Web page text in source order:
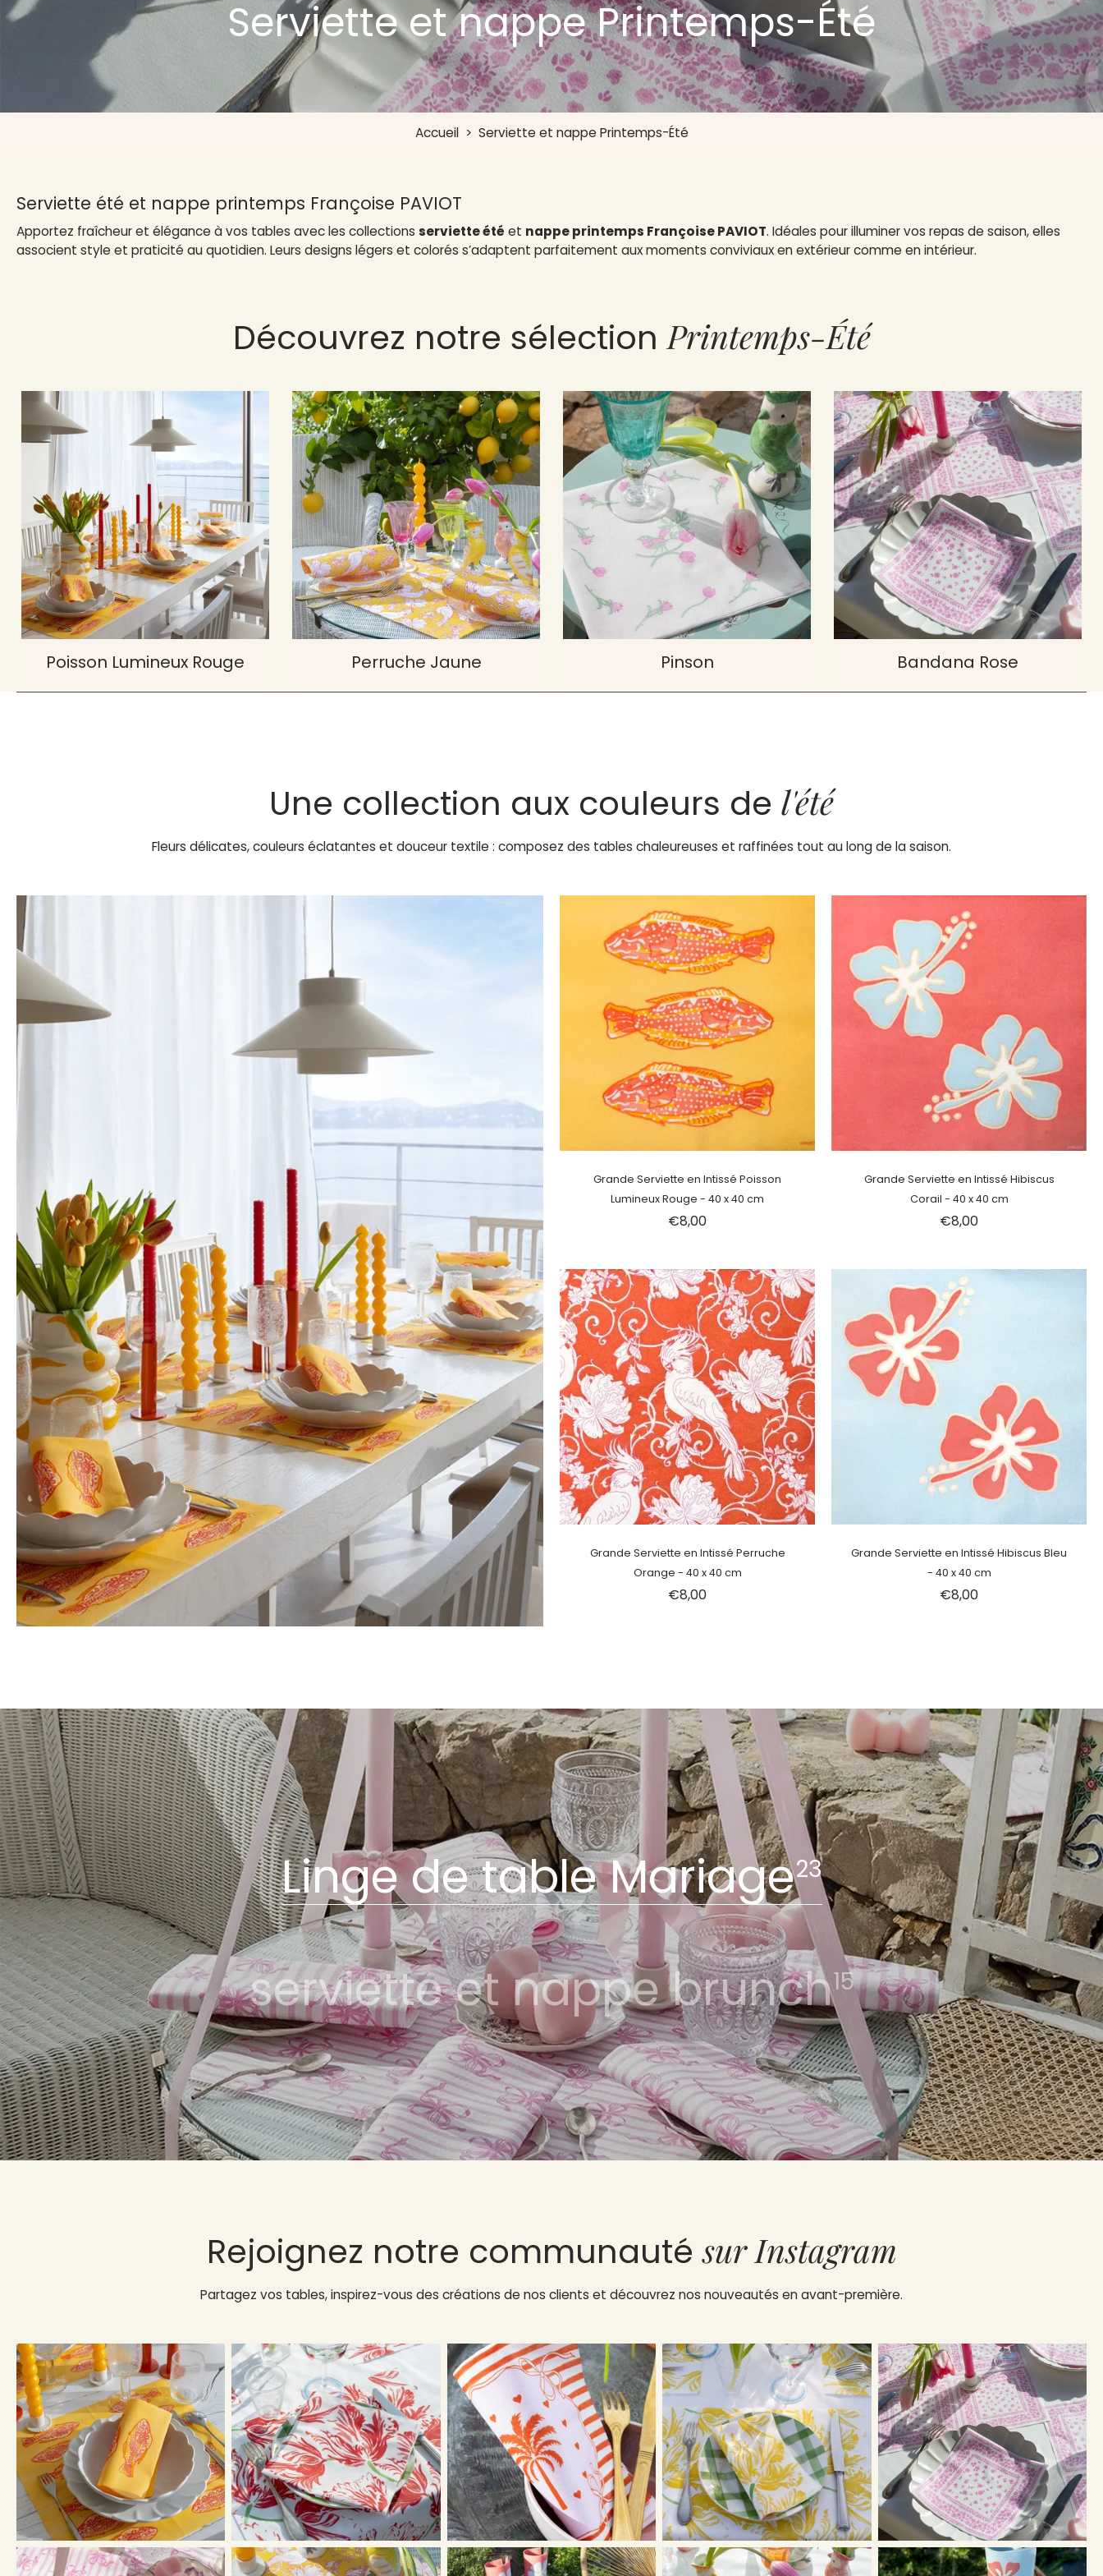
Serviette et nappe Printemps-Été
Accueil > Serviette et nappe Printemps-Été
Serviette été et nappe printemps Françoise PAVIOT
Apportez fraîcheur et élégance à vos tables avec les collections serviette été et nappe printemps Françoise PAVIOT. Idéales pour illuminer vos repas de saison, elles
associent style et praticité au quotidien. Leurs designs légers et colorés s’adaptent parfaitement aux moments conviviaux en extérieur comme en intérieur.
Découvrez notre sélectionPrintemps-Été
Poisson Lumineux Rouge Perruche Jaune Pinson Bandana Rose
Une collection aux couleurs de l'été
Fleurs délicates, couleurs éclatantes et douceur textile : composez des tables chaleureuses et raffinées tout au long de la saison.
Épuisé
Grande Serviette en Intissé Poisson
Lumineux Rouge - 40 x 40 cm
€8,00
Épuisé
Grande Serviette en Intissé Hibiscus
Corail - 40 x 40 cm
€8,00
Épuisé
Grande Serviette en Intissé Perruche
Orange - 40 x 40 cm
€8,00
Épuisé
Grande Serviette en Intissé Hibiscus Bleu
- 40 x 40 cm
€8,00
Linge de table Mariage23
serviette et nappe brunch15
Rejoignez notre communautésur Instagram
Partagez vos tables, inspirez-vous des créations de nos clients et découvrez nos nouveautés en avant-première.